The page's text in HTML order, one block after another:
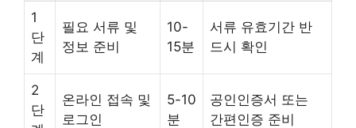
1
단
계
필요 서류 및
정보 준비
10-
15분
서류 유효기간 반
드시 확인
2
단
온라인 접속 및
로그인
5-10
분
공인인증서 또는
간편인증 준비